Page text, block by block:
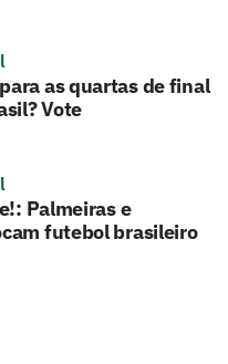
as quartas de final
Vote
Palmeiras e
futebol brasileiro